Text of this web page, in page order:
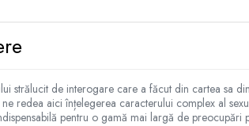
strălucit de interogare care a făcut din cartea sa
redea aici înțelegerea caracterului complex al
pentru o gamă mai largă de